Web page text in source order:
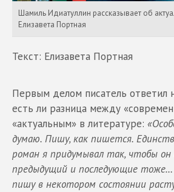
Шамиль Идиатуллин рассказывает об
Елизавета Портная
Текст: Елизавета Портная
Первым делом писатель ответил
есть ли разница между
«актуальным» в литературе:
думаю. Пишу, как пишется.
роман я придумывал так, чтобы
предыдущий и последующие тоже…
пишу в некотором состоянии